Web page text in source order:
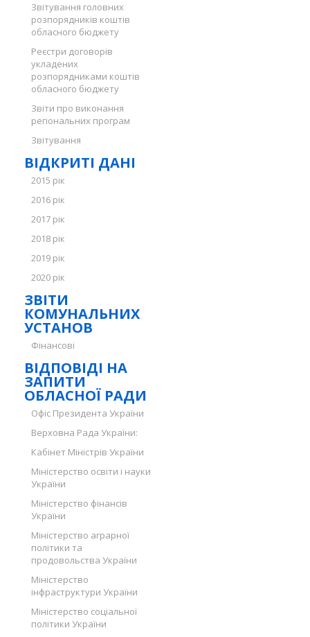
Звітування головних
розпорядників коштів
обласного бюджету
Реєстри договорів
укладених
розпорядниками коштів
обласного бюджету
Звіти про виконання
регіональних програм
Звітування
ВІДКРИТІ ДАНІ
2015 рік
2016 рік
2017 рік
2018 рік
2019 рік
2020 рік
ЗВІТИ
КОМУНАЛЬНИХ
УСТАНОВ
Фінансові
ВІДПОВІДІ НА
ЗАПИТИ
ОБЛАСНОЇ РАДИ
Офіс Президента України
Верховна Рада України:
Кабінет Міністрів України
Міністерство освіти і науки
України
Міністерство фінансів
України
Міністерство аграрної
політики та
продовольства України
Міністерство
інфраструктури України
Міністерство соціальної
політики України